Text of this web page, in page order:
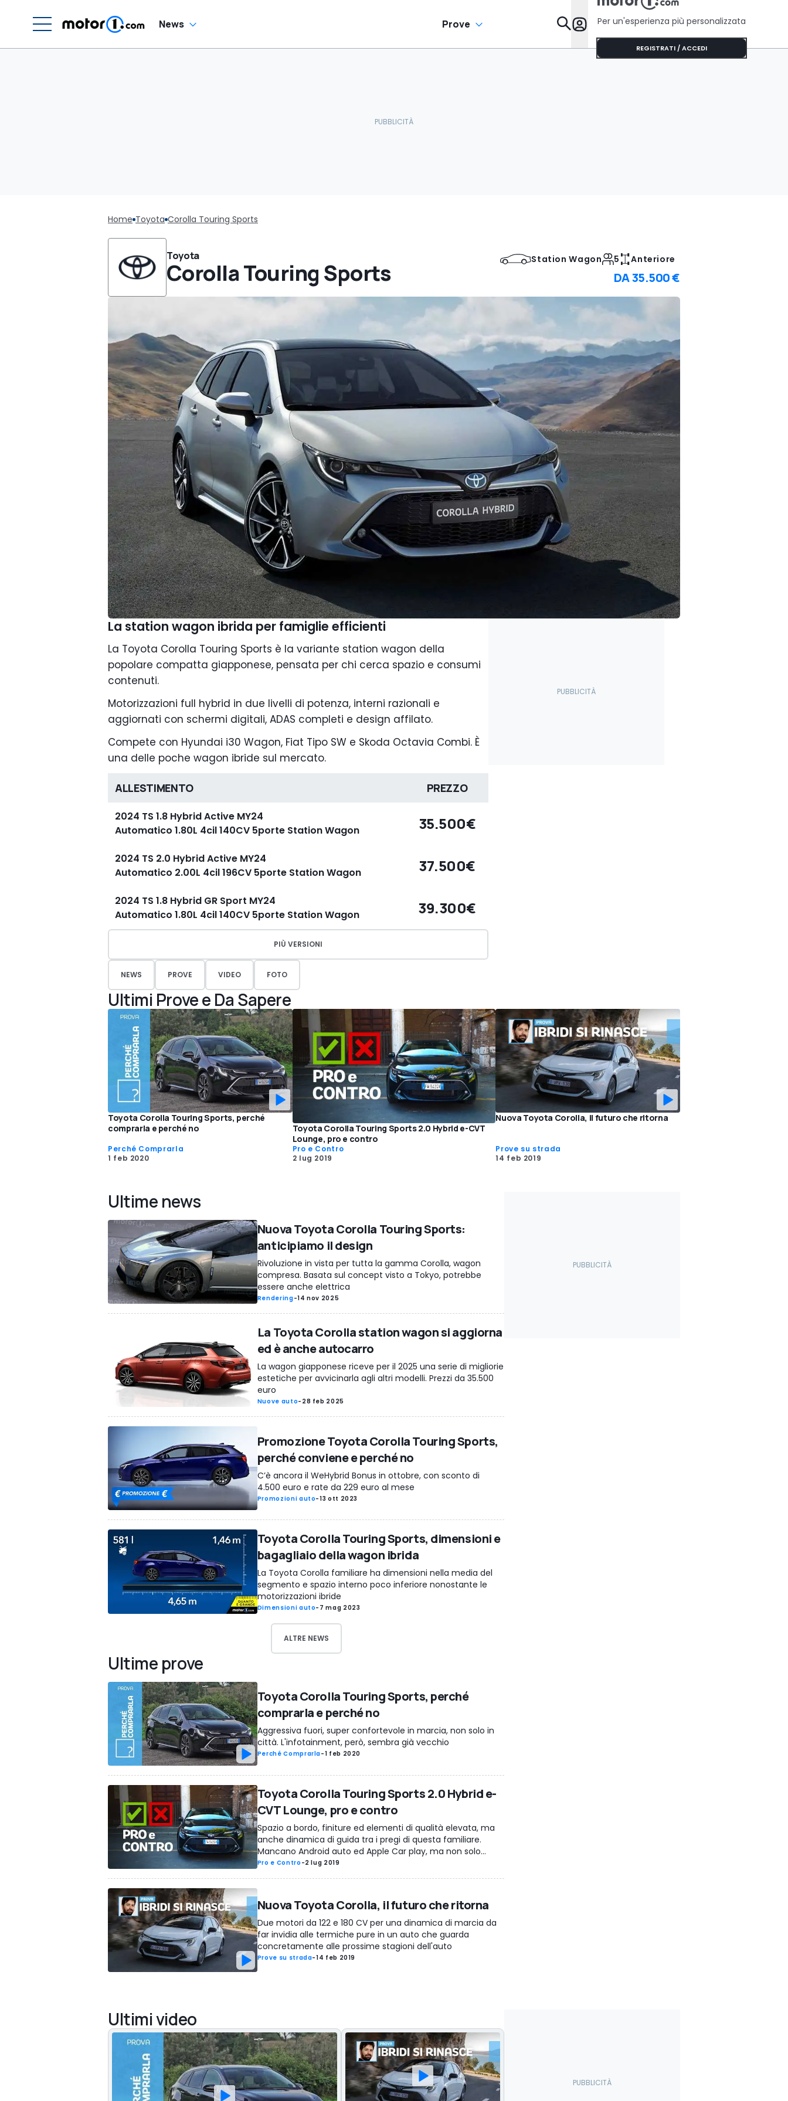
News Prove Da Sapere
Per un'esperienza più personalizzata
REGISTRATI / ACCEDI
Home Toyota Corolla Touring Sports
Toyota
Corolla Touring Sports Station Wagon 5 Anteriore
DA35.500 €
La station wagon ibrida per famiglie efficienti
La Toyota Corolla Touring Sports è la variante station wagon della
popolare compatta giapponese, pensata per chi cerca spazio e consumi
contenuti.
Motorizzazioni full hybrid in due livelli di potenza, interni razionali e
aggiornati con schermi digitali, ADAS completi e design affilato.
Compete con Hyundai i30 Wagon, Fiat Tipo SW e Skoda Octavia Combi. È
una delle poche wagon ibride sul mercato.
ALLESTIMENTO PREZZO
2024 TS 1.8 Hybrid Active MY24
Automatico 1.80L 4cil 140CV 5porte Station Wagon
35.500€
2024 TS 2.0 Hybrid Active MY24
Automatico 2.00L 4cil 196CV 5porte Station Wagon
37.500€
2024 TS 1.8 Hybrid GR Sport MY24
Automatico 1.80L 4cil 140CV 5porte Station Wagon
39.300€
PIÙ VERSIONI
NEWS PROVE VIDEO FOTO
Ultimi Prove e Da Sapere
Toyota Corolla Touring Sports, perché
comprarla e perché no
Perché Comprarla
1 feb 2020
Toyota Corolla Touring Sports 2.0 Hybrid e-CVT
Lounge, pro e contro
Pro e Contro
2 lug 2019
Nuova Toyota Corolla, il futuro che ritorna
Prove su strada
14 feb 2019
Ultime news
Nuova Toyota Corolla Touring Sports:
anticipiamo il design
Rivoluzione in vista per tutta la gamma Corolla, wagon
compresa. Basata sul concept visto a Tokyo, potrebbe
essere anche elettrica
Rendering-14 nov 2025
La Toyota Corolla station wagon si aggiorna
ed è anche autocarro
La wagon giapponese riceve per il 2025 una serie di migliorie
estetiche per avvicinarla agli altri modelli. Prezzi da 35.500
euro
Nuove auto- 28 feb 2025
Promozione Toyota Corolla Touring Sports,
perché conviene e perché no
C’è ancora il WeHybrid Bonus in ottobre, con sconto di
4.500 euro e rate da 229 euro al mese
Promozioni auto-13 ott 2023
Toyota Corolla Touring Sports, dimensioni e
bagagliaio della wagon ibrida
La Toyota Corolla familiare ha dimensioni nella media del
segmento e spazio interno poco inferiore nonostante le
motorizzazioni ibride
Dimensioni auto- 7 mag 2023
ALTRE NEWS
Ultime prove
Toyota Corolla Touring Sports, perché
comprarla e perché no
Aggressiva fuori, super confortevole in marcia, non solo in
città. L'infotainment, però, sembra già vecchio
Perché Comprarla-1 feb 2020
Toyota Corolla Touring Sports 2.0 Hybrid e-
CVT Lounge, pro e contro
Spazio a bordo, finiture ed elementi di qualità elevata, ma
anche dinamica di guida tra i pregi di questa familiare.
Mancano Android auto ed Apple Car play, ma non solo...
Pro e Contro -2 lug 2019
Nuova Toyota Corolla, il futuro che ritorna
Due motori da 122 e 180 CV per una dinamica di marcia da
far invidia alle termiche pure in un auto che guarda
concretamente alle prossime stagioni dell'auto
Prove su strada-14 feb 2019
Ultimi video